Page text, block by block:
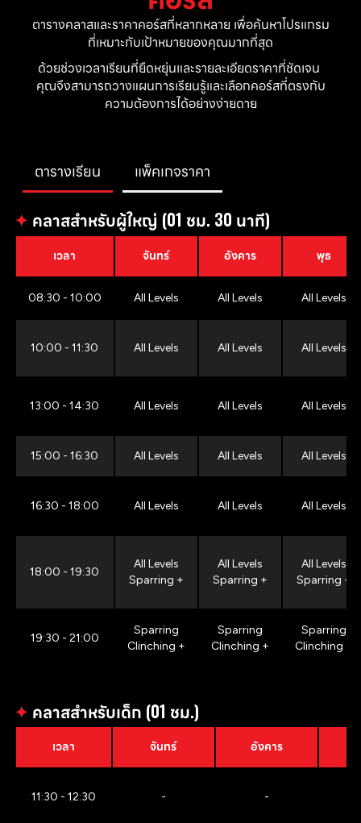
ตารางคลาสและราคาคอร์สที่หลากหลาย เพื่อค้นหาโปรแกรม
ที่เหมาะกับเป้าหมายของคุณมากที่สุด
ด้วยช่วงเวลาเรียนที่ยืดหยุ่นและรายละเอียดราคาที่ชัดเจน
คุณจึงสามารถวางแผนการเรียนรู้และเลือกคอร์สที่ตรงกับ
ความต้องการได้อย่างง่ายดาย
ตารางเรียน แพ็คเกจราคา
✦ คลาสสำหรับผู้ใหญ่ (01 ชม. 30 นาที)
เวลา จันทร์ อังคาร พุธ
08:30 - 10:00 All Levels All Levels All Levels
10:00 - 11:30 All Levels All Levels All Levels
13:00 - 14:30 All Levels All Levels All Levels
15:00 - 16:30 All Levels All Levels All Levels
16:30 - 18:00 All Levels All Levels All Levels
18:00 - 19:30
All Levels
Sparring +
All Levels
Sparring +
All Levels
Sparring +
19:30 - 21:00
Sparring
Clinching +
Sparring
Clinching +
Sparring
Clinching +
✦ คลาสสำหรับเด็ก (01 ชม.)
เวลา จันทร์ อังคาร
11:30 - 12:30 - -